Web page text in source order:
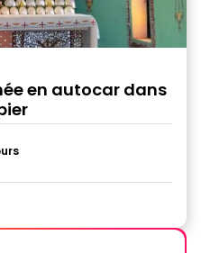
en autocar dans